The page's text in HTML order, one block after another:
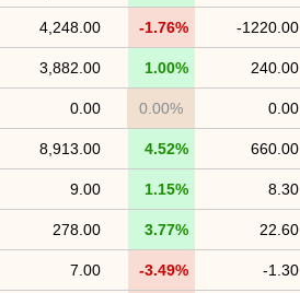
-1220.00
-1.76%
4,248.00
240.00
1.00%
3,882.00
0.00
0.00%
0.00
660.00
4.52%
8,913.00
8.30
1.15%
9.00
22.60
3.77%
278.00
-1.30
-3.49%
7.00